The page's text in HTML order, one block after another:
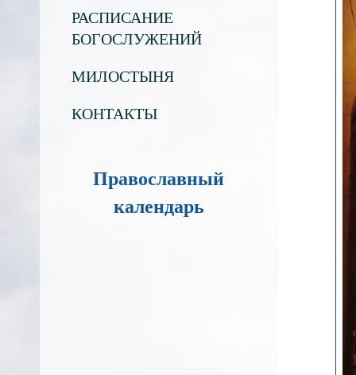
РАСПИСАНИЕ
БОГОСЛУЖЕНИЙ
МИЛОСТЫНЯ
КОНТАКТЫ
Православный
календарь